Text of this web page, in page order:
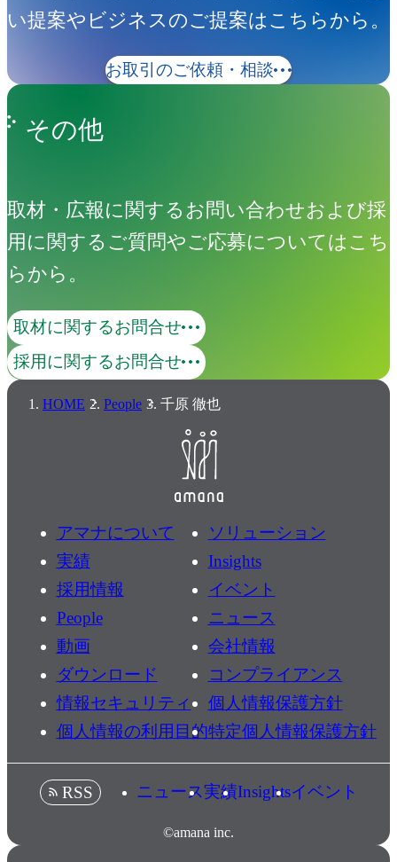
い提案やビジネスのご提案はこちらから。
お取引のご依頼・相談
その他
取材・広報に関するお問い合わせおよび採
用に関するご質問やご応募についてはこち
らから。
取材に関するお問合せ
採用に関するお問合せ
HOME People 千原 徹也
アマナについて
ソリューション
実績
Insights
採用情報
イベント
People
ニュース
動画
会社情報
ダウンロード
コンプライアンス
情報セキュリティ
個人情報保護方針
個人情報の利用目的特定個人情報保護方針
©amana inc.
RSS ニュース実績Insightsイベント